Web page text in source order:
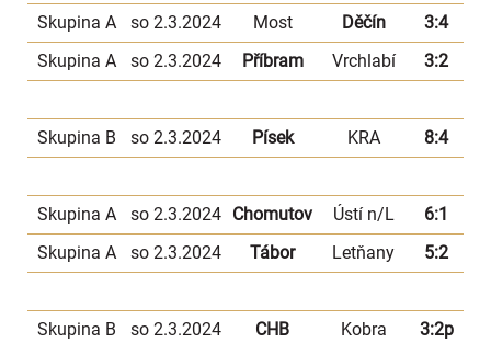
Skupina A so 2.3.2024 Most Děčín
3:4
Skupina A
so 2.3.2024 Příbram Vrchlabí 3:2
Skupina B so 2.3.2024 Písek KRA 8:4
Skupina A so 2.3.2024 Chomutov Ústí n/L
6:1
Skupina A
so 2.3.2024 Tábor Letňany 5:2
Skupina B so 2.3.2024 CHB
Kobra
3:2p